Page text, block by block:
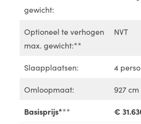
gewicht:
Optioneel te verhogen
max. gewicht:**
NVT
Slaapplaatsen: 4
Omloopmaat: 927 cm
Basisprijs*** €